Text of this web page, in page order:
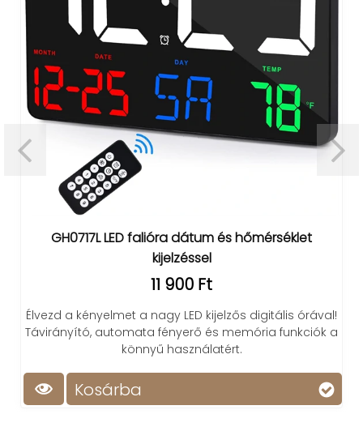
GH0717L LED falióra dátum és hőmérséklet
kijelzéssel
11 900 Ft
Élvezd a kényelmet a nagy LED kijelzős digitális órával!
Távirányító, automata fényerő és memória funkciók a
könnyű használatért.
Kosárba